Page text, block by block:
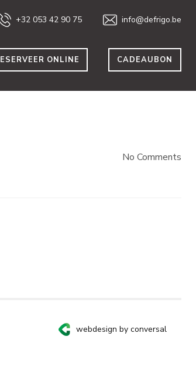
+32 053 42 90 75 info@defrigo.be
ONLINE CADEAUBON
No Comments
webdesign by conversal